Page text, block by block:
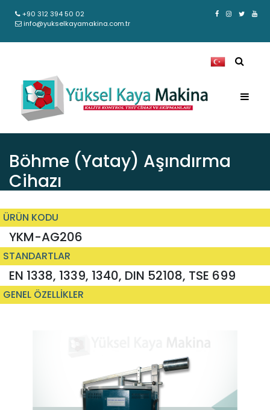
+90 312 394 50 02
info@yukselkayamakina.com.tr
Böhme (Yatay) Aşındırma
Cihazı
ÜRÜN KODU
YKM-AG206
STANDARTLAR
EN 1338, 1339, 1340, DIN 52108, TSE 699
GENEL ÖZELLİKLER